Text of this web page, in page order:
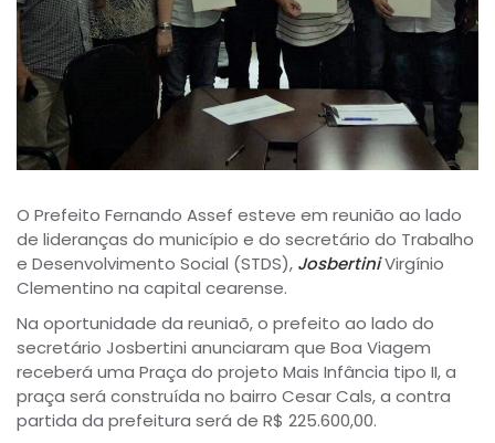
O Prefeito Fernando Assef esteve em reunião ao lado
de lideranças do município e do secretário do Trabalho
e Desenvolvimento Social (STDS), JosbertiniVirgínio
Clementino na capital cearense.
Na oportunidade da reuniaõ, o prefeito ao lado do
secretário Josbertini anunciaram que Boa Viagem
receberá uma Praça do projeto Mais Infância tipo II, a
praça será construída no bairro Cesar Cals, a contra
partida da prefeitura será de R$ 225.600,00.